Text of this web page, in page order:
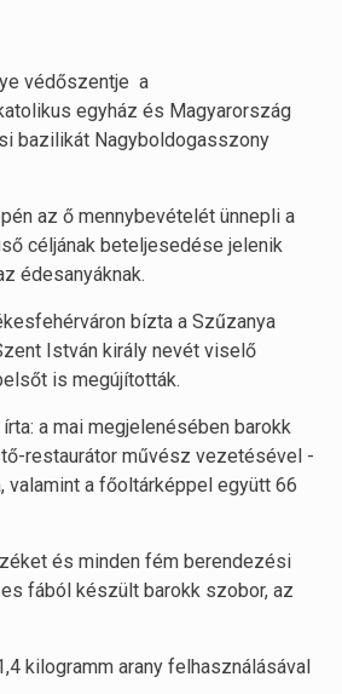
védőszentje a
egyház és Magyarország
bazilikát Nagyboldogasszony
az ő mennybevételét ünnepli a
céljának beteljesedése jelenik
édesanyáknak.
bízta a Szűzanya
István király nevét viselő
is megújították.
a mai megjelenésében barokk
restaurátor művész vezetésével -
a főoltárképpel együtt 66
és minden fém berendezési
fából készült barokk szobor, az
kilogramm arany felhasználásával